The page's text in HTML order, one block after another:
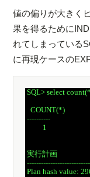
値の偏りが大きく
果を得るために
れてしまっている
に再現ケースの
SQL> select
   COUNT(*)
----------
          1
実行計画
Plan hash value: